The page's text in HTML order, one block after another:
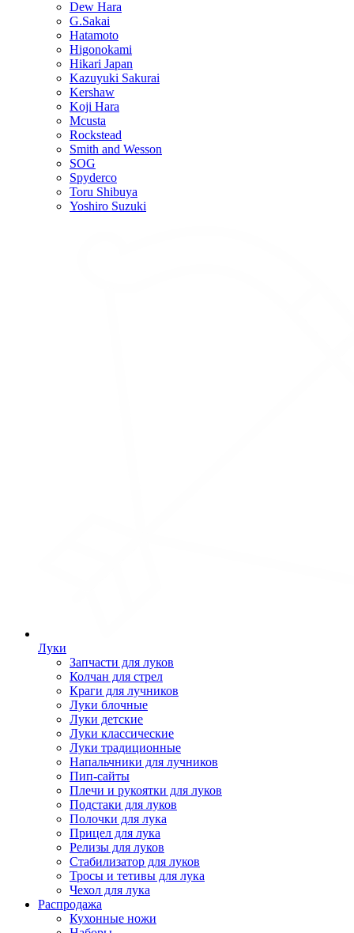
Dew Hara
G.Sakai
Hatamoto
Higonokami
Hikari Japan
Kazuyuki Sakurai
Kershaw
Koji Hara
Mcusta
Rockstead
Smith and Wesson
SOG
Spyderco
Toru Shibuya
Yoshiro Suzuki
Луки
Запчасти для луков
Колчан для стрел
Краги для лучников
Луки блочные
Луки детские
Луки классические
Луки традиционные
Напальчники для лучников
Пип-сайты
Плечи и рукоятки для луков
Подстаки для луков
Полочки для лука
Прицел для лука
Релизы для луков
Стабилизатор для луков
Тросы и тетивы для лука
Чехол для лука
Распродажа
Кухонные ножи